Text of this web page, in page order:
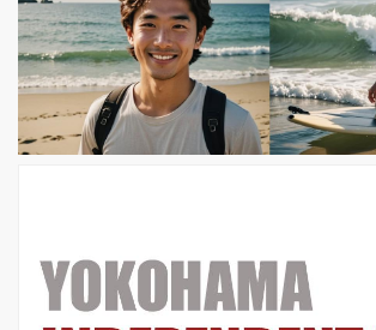
す。今回は、今泉監督
サーの髭野純さんに、
からロケ地やキャステ
街の映画をつくること
どについてお話を聞き
下北沢を舞台に映...